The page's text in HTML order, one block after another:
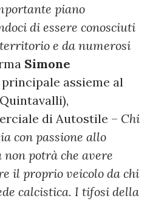
piano
di essere conosciuti
e da numerosi
Simone
assieme al
di Autostile – Chi
con passione allo
potrà che avere
il proprio veicolo da chi
calcistica. I tifosi della